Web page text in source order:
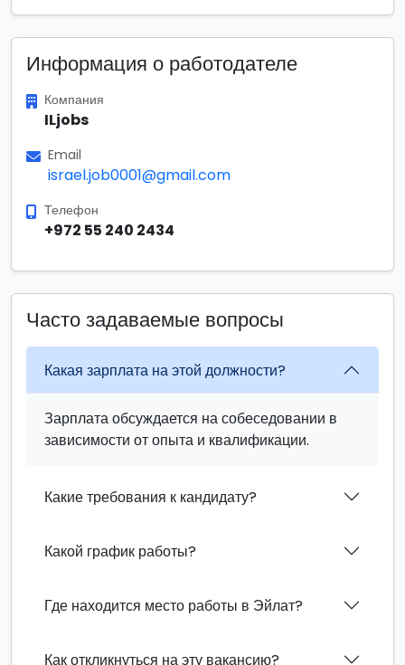
Информация о работодателе
Компания
ILjobs
Email
israel.job0001@gmail.com
Телефон
+972 55 240 2434
Часто задаваемые вопросы
Какая зарплата на этой должности?
Зарплата обсуждается на собеседовании в
зависимости от опыта и квалификации.
Какие требования к кандидату?
Какой график работы?
Где находится место работы в Эйлат?
Как откликнуться на эту вакансию?